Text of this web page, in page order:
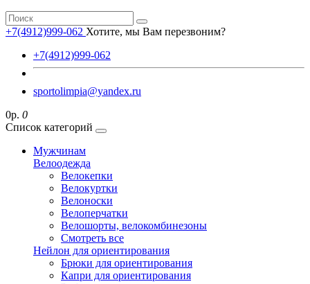
+7(4912)999-062 Хотите, мы Вам перезвоним?
+7(4912)999-062
sportolimpia@yandex.ru
0р. 0
Список категорий
Мужчинам
Велоодежда
Велокепки
Велокуртки
Велоноски
Велоперчатки
Велошорты, велокомбинезоны
Смотреть все
Нейлон для ориентирования
Брюки для ориентирования
Капри для ориентирования